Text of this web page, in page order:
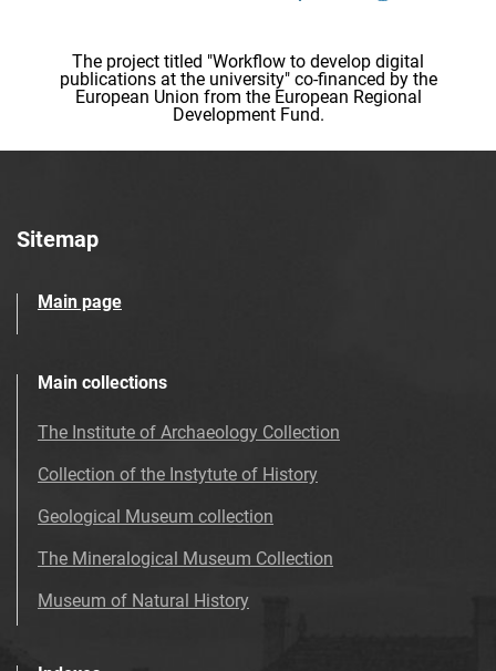
The project titled "Workflow to develop digital
publications at the university" co-financed by the
European Union from the European Regional
Development Fund.
Sitemap
Main page
Main collections
The Institute of Archaeology Collection
Collection of the Instytute of History
Geological Museum collection
The Mineralogical Museum Collection
Museum of Natural History